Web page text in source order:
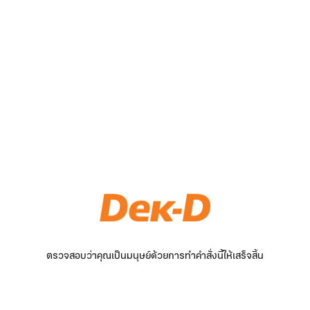
ตรวจสอบว่าคุณเป็นมนุษย์ด้วยการทำคำสั่งนี้ให้เสร็จสิ้น